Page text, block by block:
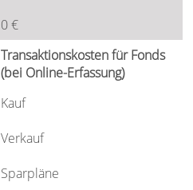
0 €
Transaktionskosten für Fonds
(bei Online-Erfassung)
Kauf
Verkauf
Sparpläne